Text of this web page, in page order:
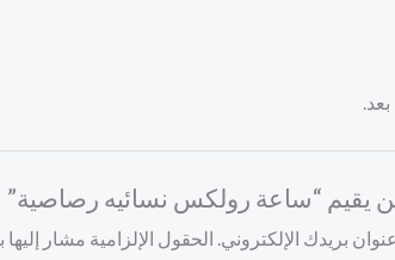
يقيم “ساعة رولكس نسائيه رصاصية”
بريدك الإلكتروني. الحقول الإلزامية مشار إليها بـ